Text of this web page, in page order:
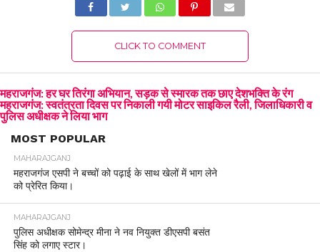
CLICK TO COMMENT
महराजगंज: हर घर तिरंगा अभियान, सड़क से स्मारक तक छाए देशभक्ति के रंग
महराजगंज: स्वतंत्रता दिवस पर निकाली गयी मोटर साइकिल रैली, जिलाधिकारी व
पुलिस अधीक्षक ने लिया भाग
MOST POPULAR
MAHARAJGANJ
महराजगंज एसपी ने बच्चों को पढ़ाई के साथ खेलों में भाग लेने
को प्रेरित किया।
MAHARAJGANJ
पुलिस अधीक्षक सोमेन्द्र मीना ने नव नियुक्त डीएसपी बसंत
सिंह को लगाए स्टार।